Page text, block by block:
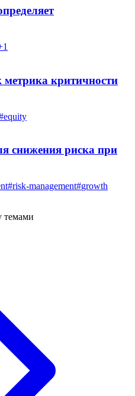
1
метрика критичности
equity
снижения риска при
#risk-management#growth
темами